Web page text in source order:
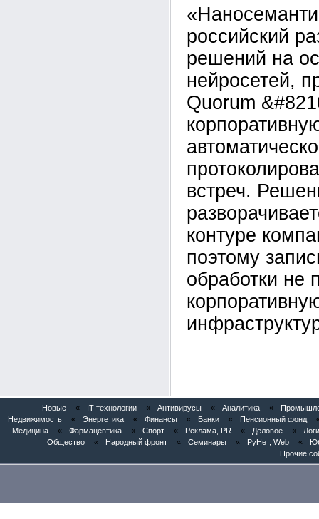
российский
решений на
нейросетей,
Quorum
встреч.
контуре
поэтому
обработки не
Новые « IT технологии « Антивирусы « Аналитика «
Недвижимость
« Энергетика « Финансы « Банки « Пенсионный фонд
Медицина
« Фармацевтика « Спорт « Реклама, PR « Деловое «
Общество
« Народный фронт « Семинары « РуНет, Web «
Прочие